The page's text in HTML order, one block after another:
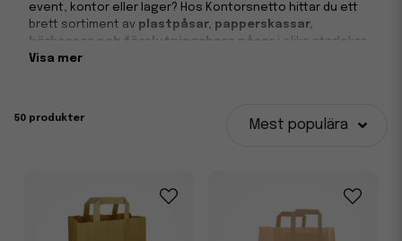
event, kontor eller lager? Hos Kontorsnetto hittar du ett
brett sortiment av plastpåsar, papperskassar,
bärkassar och förslutningsbara påsar i olika storlekar
och material. Perfekta för både dagligvaruhandel, butiker,
bärkassar i plast och papper
är populära inom både
butik och serviceverksamhet. De är slitstarka, enkla att
Visa mer
50 produkter Mest populära